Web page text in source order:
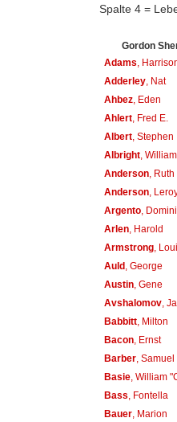
Spalte 4 =
Gordon
Adams ,
Adderley, Nat
Ahbez, Eden
Ahlert, Fred E.
Albert, Stephen
Albright, William
Anderson, Ruth
Anderson,
Argento,
Arlen, Harold
Armstrong,
Auld, George
Austin, Gene
Avshalomov,
Babbitt, Milton
Bacon, Ernst
Barber, Samuel
Basie, William
Bass , Fontella
Bauer, Marion